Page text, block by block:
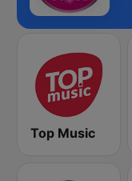
Top Music